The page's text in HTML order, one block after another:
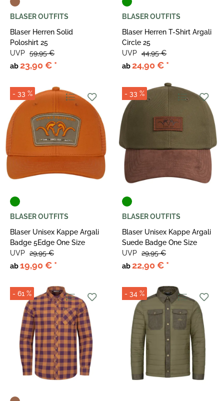
BLASER OUTFITS
Blaser Herren Solid
Poloshirt 25
ab23,90 € *
UVP 59,95 €
BLASER OUTFITS
Blaser Herren T-Shirt Argali
Circle 25
ab24,90 € *
UVP 44,95 €
- 33 %
BLASER OUTFITS
Blaser Unisex Kappe Argali
Badge 5Edge One Size
ab19,90 € *
UVP 29,95 €
- 33 %
BLASER OUTFITS
Blaser Unisex Kappe Argali
Suede Badge One Size
ab22,90 € *
UVP 29,95 €
- 61 % - 34 %